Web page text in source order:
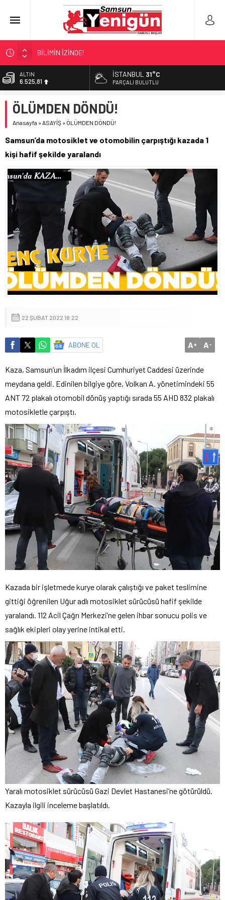
BİLİMİN İZİNDE!
TIR’A ‘ZEHİR’ BASKINI!
FECİ SON!
SAMSUN YANACAK!
ALTIN
6.525,81
13.703,13
DOLAR
55,0919
İSTANBUL 31°C
PARÇALI BULUTLU
ÖLÜMDEN DÖNDÜ!
Anasayfa »ASAYİŞ » ÖLÜMDEN DÖNDÜ!
Samsun’da motosiklet ve otomobilin çarpıştığı kazada 1
kişi hafif şekilde yaralandı
22 ŞUBAT 2022 18:22
ABONE OL A+ A-
Kaza, Samsun’un İlkadım ilçesi Cumhuriyet Caddesi üzerinde
meydana geldi. Edinilen bilgiye göre, Volkan A. yönetimindeki 55
ANT 72 plakalı otomobil dönüş yaptığı sırada 55 AHD 832 plakalı
motosikletle çarpıştı.
Kazada bir işletmede kurye olarak çalıştığı ve paket teslimine
gittiği öğrenilen Uğur adlı motosiklet sürücüsü hafif şekilde
yaralandı. 112 Acil Çağrı Merkezi’ne gelen ihbar sonucu polis ve
sağlık ekipleri olay yerine intikal etti.
Yaralı motosiklet sürücüsü Gazi Devlet Hastanesi’ne götürüldü.
Kazayla ilgili inceleme başlatıldı.